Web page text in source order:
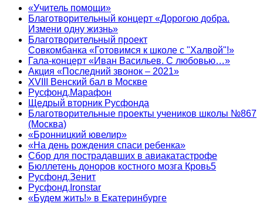
«Учитель помощи»
Благотворительный концерт «Дорогою добра.
Измени одну жизнь»
Благотворительный проект
Совкомбанка «Готовимся к школе с "Халвой"!»
Гала-концерт «Иван Васильев. С любовью…»
Акция «Последний звонок – 2021»
XVIII Венский бал в Москве
Русфонд.Марафон
Щедрый вторник Русфонда
Благотворительные проекты учеников школы №867
(Москва)
«Бронницкий ювелир»
«На день рождения спаси ребенка»
Сбор для пострадавших в авиакатастрофе
Бюллетень доноров костного мозга Кровь5
Русфонд.Зенит
Русфонд.Ironstar
«Будем жить!» в Екатеринбурге